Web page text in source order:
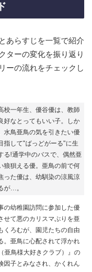
あらすじを一覧で紹介
ターの変化を振り返り
ーの流れをチェックし
校一年生、優谷優は、教師
好なとってもいい子。しか
水鳥亜鳥の気を引きたい優
指して"ばっどがーる"に生
る!通学中のバスで、偶然亜
狼狽える優。亜鳥の前で何
った優は、幼馴染の涼風涼
が…。
の幼稚園訪問に参加した優
せて悪のカリスマぶりを亜
くろむが、園児たちの自由
。亜鳥に心配されて浮かれ
亜鳥様大好きクラブ）』の
因子とみなされ、かくれん